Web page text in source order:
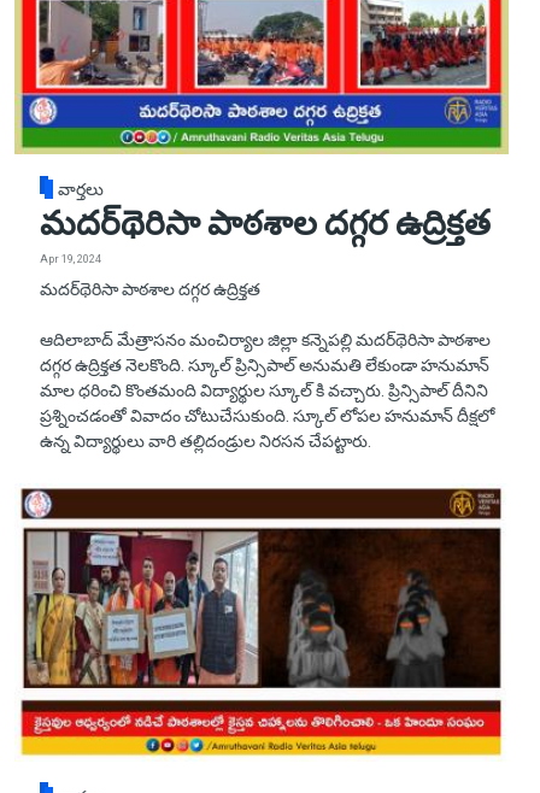
వార్తలు
మదర్‌థెరిసా పాఠశాల దగ్గర ఉద్రిక్తత
Apr 19, 2024
మదర్‌థెరిసా పాఠశాల దగ్గర ఉద్రిక్తత
ఆదిలాబాద్ మేత్రాసనం మంచిర్యాల జిల్లా కన్నెపల్లి మదర్‌థెరిసా పాఠశాల
దగ్గర ఉద్రిక్తత నెలకొంది. స్కూల్ ప్రిన్సిపాల్ అనుమతి లేకుండా హనుమాన్
మాల ధరించి కొంతమంది విద్యార్థుల స్కూల్ కి వచ్చారు. ప్రిన్సిపాల్ దీనిని
ప్రశ్నించడంతో వివాదం చోటుచేసుకుంది. స్కూల్‌ లోపల హనుమాన్‌ దీక్షలో
ఉన్న విద్యార్థులు వారి తల్లిదండ్రుల నిరసన చేపట్టారు.